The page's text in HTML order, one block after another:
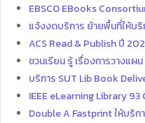
EBSCO EBooks
แจ้งงดบริการ ย้ายพื้นที่ให้บริ
ACS Read & Publish ปี
ชวนเรียน รู้ เรื่องการวางแผ
บริการ SUT Lib Book
IEEE eLearning Library 93
Double A Fastprint ให้บริ